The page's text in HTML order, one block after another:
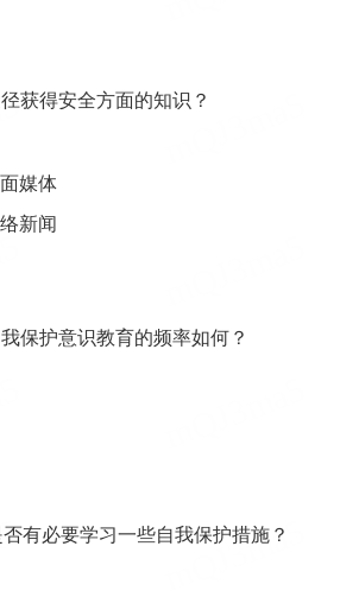
获得安全方面的知识？
媒体
新闻
保护意识教育的频率如何？
有必要学习一些自我保护措施？